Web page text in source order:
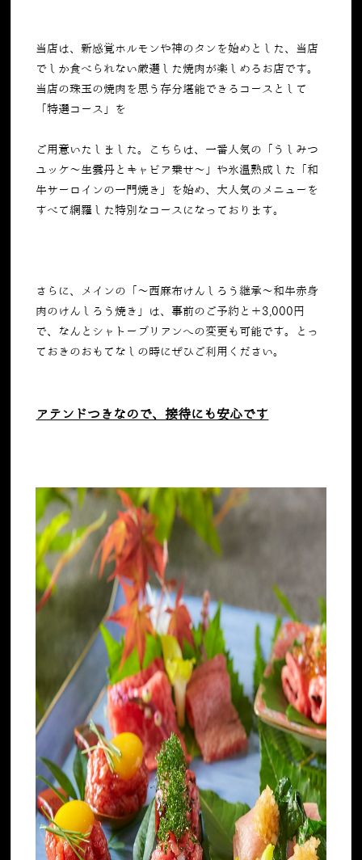
当店は、新感覚ホルモンや神のタンを始めとした、当店
でしか食べられない厳選した焼肉が楽しめるお店です。
当店の珠玉の焼肉を思う存分堪能できるコースとして
「特選コース」を
ご用意いたしました。こちらは、一番人気の「うしみつ
ユッケ〜生雲丹とキャビア乗せ〜」や氷温熟成した「和
牛サーロインの一門焼き」を始め、大人気のメニューを
すべて網羅した特別なコースになっております。
さらに、メインの「〜西麻布けんしろう継承〜和牛赤身
肉のけんしろう焼き」は、事前のご予約と＋3,000円
で、なんとシャトーブリアンへの変更も可能です。とっ
ておきのおもてなしの時にぜひご利用ください。
アテンドつきなので、接待にも安心です